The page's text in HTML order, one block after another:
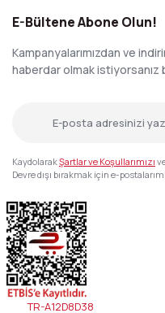
E-Bültene Abone Olun!
Kampanyalarımızdan ve
haberdar olmak istiyorsanız
KaydolarakŞartlar ve Koşullarımızı
Devre dışı bırakmak için e-
TR-A12D8D38